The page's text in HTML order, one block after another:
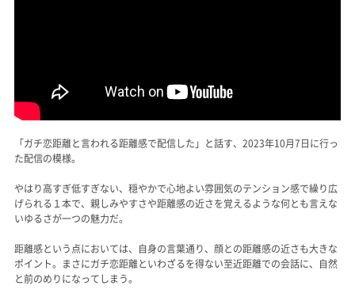
「ガチ恋距離と言われる距離感で配信した」と話す、2023年10月7日に行っ
た配信の模様。
やはり高すぎ低すぎない、穏やかで心地よい雰囲気のテンション感で繰り広
げられる１本で、親しみやすさや距離感の近さを覚えるような何とも言えな
いゆるさが一つの魅力だ。
距離感という点においては、自身の言葉通り、顔との距離感の近さも大きな
ポイント。まさにガチ恋距離といわざるを得ない至近距離での会話に、自然
と前のめりになってしまう。